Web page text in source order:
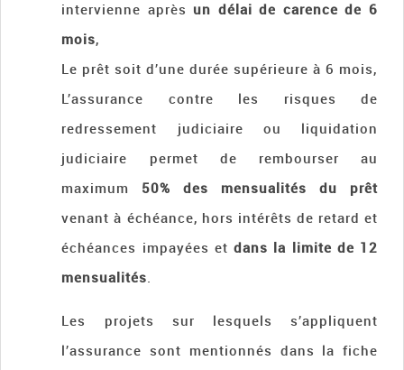
intervienne après un délai de carence de 6
mois,
Le prêt soit d’une durée supérieure à 6 mois,
L’assurance contre les risques de
redressement judiciaire ou liquidation
judiciaire permet de rembourser au
maximum 50% des mensualités du prêt
venant à échéance, hors intérêts de retard et
échéances impayées etdans la limite de 12
mensualités.
Les projets sur lesquels s’appliquent
l’assurance sont mentionnés dans la fiche